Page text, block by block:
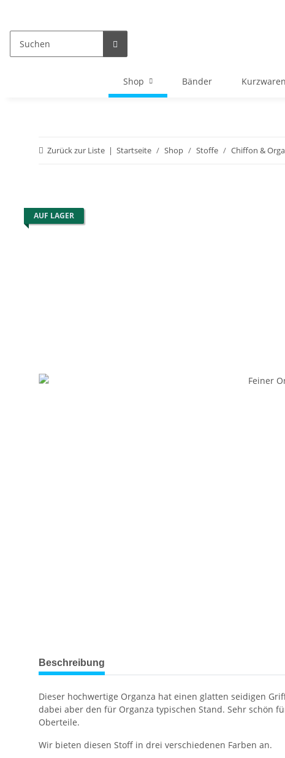
Shop Bänder Kurzwaren
Zurück zur Liste Startseite Shop Stoffe Chiffon &
AUF LAGER
weitere Registerkarten anzeigen
Beschreibung
Dieser hochwertige Organza hat einen glatten seidigen
dabei aber den für Organza typischen Stand. Sehr schön
Oberteile.
Wir bieten diesen Stoff in drei verschiedenen Farben an.